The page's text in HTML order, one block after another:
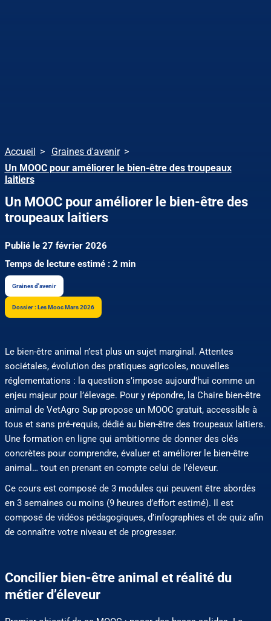
Accueil
Graines d'avenir
Un MOOC pour améliorer le bien-être des troupeaux
laitiers
Un MOOC pour améliorer le bien-être des
troupeaux laitiers
Publié le 27 février 2026
Temps de lecture estimé : 2 min
Graines d'avenir
Dossier : Les Mooc Mars 2026
Le bien-être animal n’est plus un sujet marginal. Attentes
sociétales, évolution des pratiques agricoles, nouvelles
réglementations : la question s’impose aujourd’hui comme un
enjeu majeur pour l’élevage. Pour y répondre, la Chaire bien-être
animal de VetAgro Sup propose un MOOC gratuit, accessible à
tous et sans pré-requis, dédié au bien-être des troupeaux laitiers.
Une formation en ligne qui ambitionne de donner des clés
concrètes pour comprendre, évaluer et améliorer le bien-être
animal… tout en prenant en compte celui de l’éleveur.
Ce cours est composé de 3 modules qui peuvent être abordés
en 3 semaines ou moins (9 heures d’effort estimé). Il est
composé de vidéos pédagogiques, d’infographies et de quiz afin
de connaître votre niveau et de progresser.
Concilier bien-être animal et réalité du
métier d’éleveur